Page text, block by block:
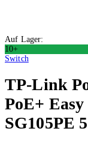
Auf Lager:
10+
Switch
TP-Link
PoE+
SG105PE